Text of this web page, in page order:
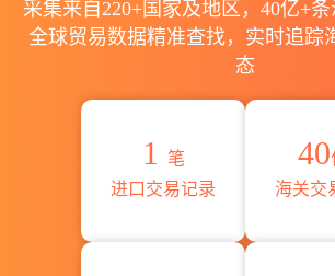
采集来自220+国家及地区，40亿+条
全球贸易数据精准查找，实时追踪
态
1
笔
进口交易记录
40
海关交